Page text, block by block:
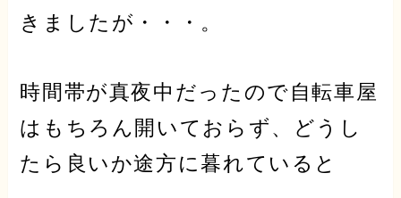
きましたが・・・。
時間帯が真夜中だったので自転車屋
はもちろん開いておらず、どうし
たら良いか途方に暮れていると